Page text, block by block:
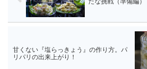
甘くない『塩らっきょう』の作り方。パ
リパリの出来上がり！